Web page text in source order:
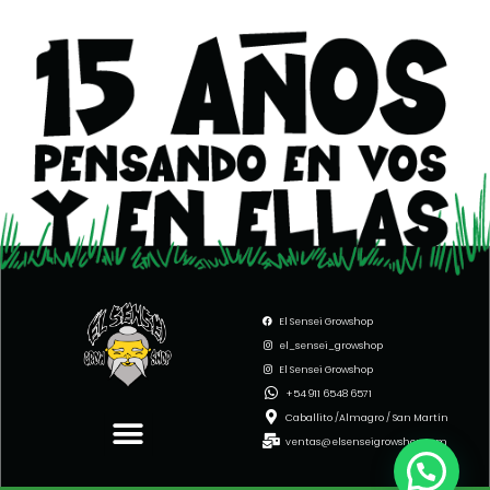
El Sensei Growshop
el_sensei_growshop
El Sensei Growshop
+54 911 6548 6571
Caballito /Almagro / San Martín
ventas@elsenseigrowshop.com